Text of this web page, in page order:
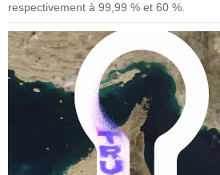
respectivement à 99,99 % et 60 %.